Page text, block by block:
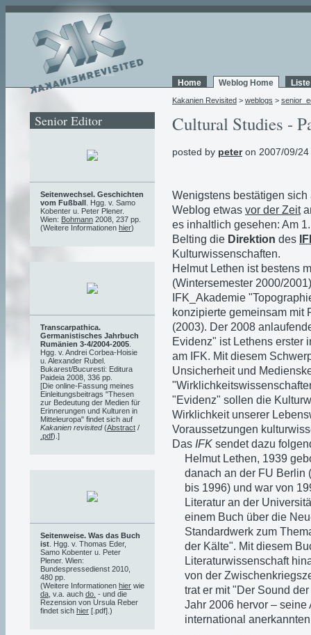
Home Weblog Home
Kakanien Revisited > weblogs >
Cultural Studies -
posted by peteron 2007/09/24
Wenigstens bestätigen
Weblog etwas vor der Zeit
es inhaltlich gesehen: Am
Belting die Direktion des
Kulturwissenschaften.
Helmut Lethen ist bestens
(Wintersemester 2000/
IFK_Akademie
konzipierte gemeinsam mit
(2003). Der 2008
Evidenz" ist Lethens erster
am IFK. Mit diesem
Unsicherheit und
"Evidenz" sollen die
Wirklichkeit unserer
Voraussetzungen
Das IFK sendet dazu
Helmut Lethen, 1939
danach an der FU Berlin
bis 1996) und war von
Literatur an der
einem Buch über die
Standardwerk zum
der Kälte". Mit diesem
Literaturwissenschaft
von der
trat er mit "Der Sound
Jahr 2006 hervor –
international
Senior Editor
Seitenwechsel. Geschichten
vom Fußball . Hgg. v. Samo
Kobenter u. Peter Plener.
Wien: Bohmann 2008, 237 pp.
(Weitere Informationen hier)
Transcarpathica.
Germanistisches Jahrbuch
Rumänien 3-4/2004-2005
Hgg. v. Andrei Corbea-Hoisie
u. Alexander Rubel.
Bukarest/Bucuresti: Editura
Paideia 2008, 336 pp.
[Die online-Fassung meines
Einleitungsbeitrags "Thesen
zur Bedeutung der Medien für
Erinnerungen und Kulturen in
Mitteleuropa" findet sich auf
Kakanien revisited(Abstract /
.pdf).]
Seitenweise. Was das Buch
ist . Hgg. v. Thomas Eder,
Samo Kobenter u. Peter
Plener. Wien:
Bundespressedienst 2010,
480 pp.
(Weitere Informationen hier wie
da , v.a. auch do. - und die
Rezension von Ursula Reber
findet sich hier [.pdf].)